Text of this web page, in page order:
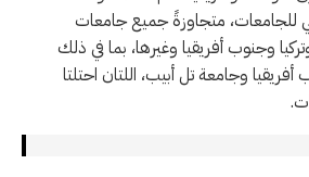
للجامعات، متجاوزةً جميع جامعات
وجنوب أفريقيا وغيرها، بما في ذلك
وجامعة تل أبيب، اللتان احتلتا